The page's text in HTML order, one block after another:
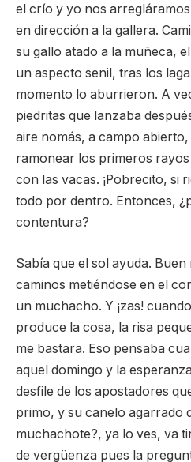
el crío y yo nos
en dirección a la gallera.
su gallo atado a la muñeca,
un aspecto senil, tras los
momento lo aburrieron. A
piedritas que lanzaba
aire nomás, a campo
ramonear los primeros
con las vacas. ¡Pobrecito, si
todo por dentro. Entonces,
contentura?
Sabía que el sol ayuda.
caminos metiéndose en el
un muchacho. Y ¡zas!
produce la cosa, la risa
me bastara. Eso pensaba
aquel domingo y la
desfile de los apostadores
primo, y su canelo agarrado
muchachote?, ya lo ves, va
de vergüenza pues la